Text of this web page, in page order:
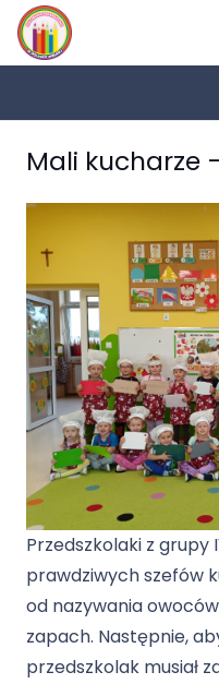
Mali kucharze
Przedszkolaki z grupy
prawdziwych szefów
od nazywania
zapach. Następnie,
przedszkolak musiał